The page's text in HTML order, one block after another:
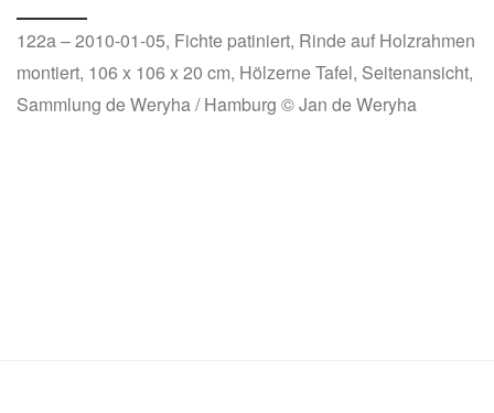
122a – 2010-01-05, Fichte patiniert, Rinde auf Holzrahmen
montiert, 106 x 106 x 20 cm, Hölzerne Tafel, Seitenansicht,
Sammlung de Weryha / Hamburg © Jan de Weryha